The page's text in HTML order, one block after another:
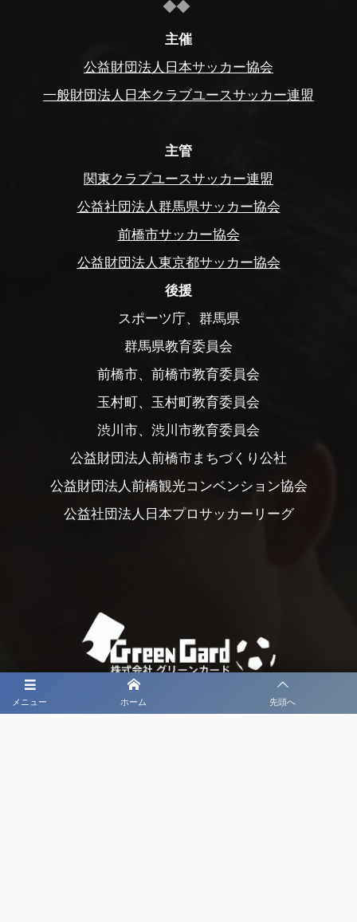
メニュー ホーム 先頭へ
主催
公益財団法人日本サッカー協会
一般財団法人日本クラブユースサッカー連盟
主管
関東クラブユースサッカー連盟
公益社団法人群馬県サッカー協会
前橋市サッカー協会
公益財団法人東京都サッカー協会
後援
スポーツ庁、群馬県
群馬県教育委員会
前橋市、前橋市教育委員会
玉村町、玉村町教育委員会
渋川市、渋川市教育委員会
公益財団法人前橋市まちづくり公社
公益財団法人前橋観光コンベンション協会
公益社団法人日本プロサッカーリーグ